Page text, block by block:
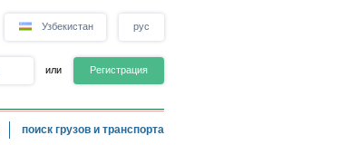
Узбекистан рус
или Регистрация
поиск грузов и транспорта